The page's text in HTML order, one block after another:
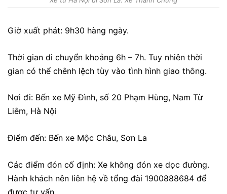
Giờ xuất phát: 9h30 hàng ngày.
Thời gian di chuyển khoảng 6h – 7h. Tuy nhiên thời
gian có thể chênh lệch tùy vào tình hình giao thông.
Nơi đi: Bến xe Mỹ Đình, số 20 Phạm Hùng, Nam Từ
Liêm, Hà Nội
Điểm đến: Bến xe Mộc Châu, Sơn La
Các điểm đón cố định: Xe không đón xe dọc đường.
Hành khách nên liên hệ về tổng đài 1900888684 để
được tư vấn.